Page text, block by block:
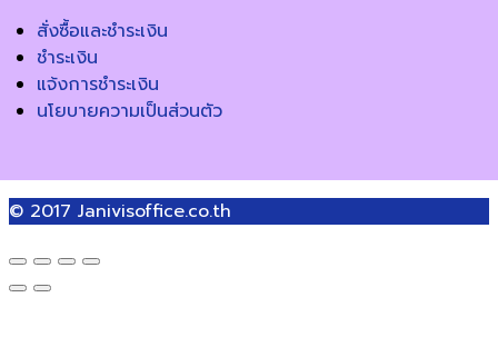
สั่งซื้อและชำระเงิน
ชำระเงิน
แจ้งการชำระเงิน
นโยบายความเป็นส่วนตัว
© 2017 Janivisoffice.co.th